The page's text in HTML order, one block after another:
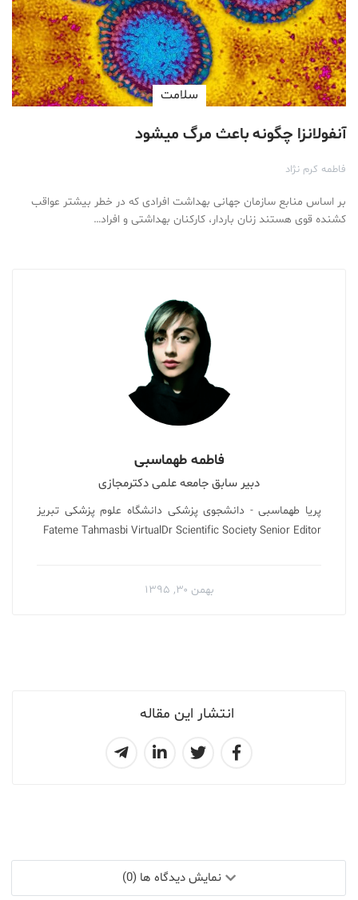
انتشار این مقاله
سلامت
آنفولانزا چگونه باعث مرگ میشود
فاطمه کرم نژاد
بر اساس منابع سازمان جهانی بهداشت افرادی که در خطر بیشتر عواقب
کشنده قوی هستند زنان باردار، کارکنان بهداشتی و افراد…
فاطمه طهماسبی
دبیر سابق جامعه علمی دکترمجازی
پریا طهماسبی - دانشجوی پزشکی دانشگاه علوم پزشکی تبریز
Fateme Tahmasbi VirtualDr Scientific Society Senior Editor
بهمن ۳۰, ۱۳۹۵
نمایش دیدگاه ها (0)